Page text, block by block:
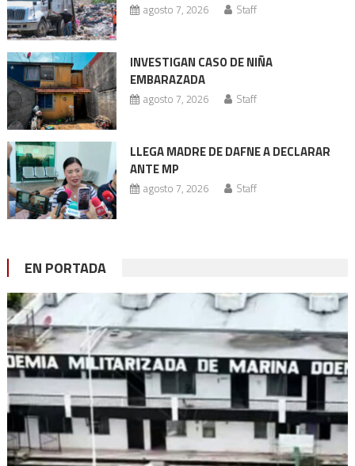
agosto 7, 2026 Staff
INVESTIGAN CASO DE NIÑA
EMBARAZADA
agosto 7, 2026 Staff
LLEGA MADRE DE DAFNE A DECLARAR
ANTE MP
agosto 7, 2026 Staff
EN PORTADA